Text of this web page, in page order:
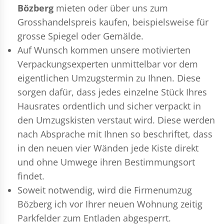
Bözberg mieten oder über uns zum
Grosshandelspreis kaufen, beispielsweise für
grosse Spiegel oder Gemälde.
Auf Wunsch kommen unsere motivierten
Verpackungsexperten unmittelbar vor dem
eigentlichen Umzugstermin zu Ihnen. Diese
sorgen dafür, dass jedes einzelne Stück Ihres
Hausrates ordentlich und sicher verpackt in
den Umzugskisten verstaut wird. Diese werden
nach Absprache mit Ihnen so beschriftet, dass
in den neuen vier Wänden jede Kiste direkt
und ohne Umwege ihren Bestimmungsort
findet.
Soweit notwendig, wird die Firmenumzug
Bözberg ich vor Ihrer neuen Wohnung zeitig
Parkfelder zum Entladen abgesperrt.